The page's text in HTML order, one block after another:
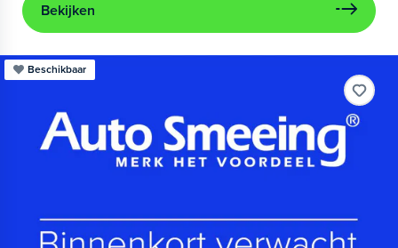
Bekijken
Beschikbaar